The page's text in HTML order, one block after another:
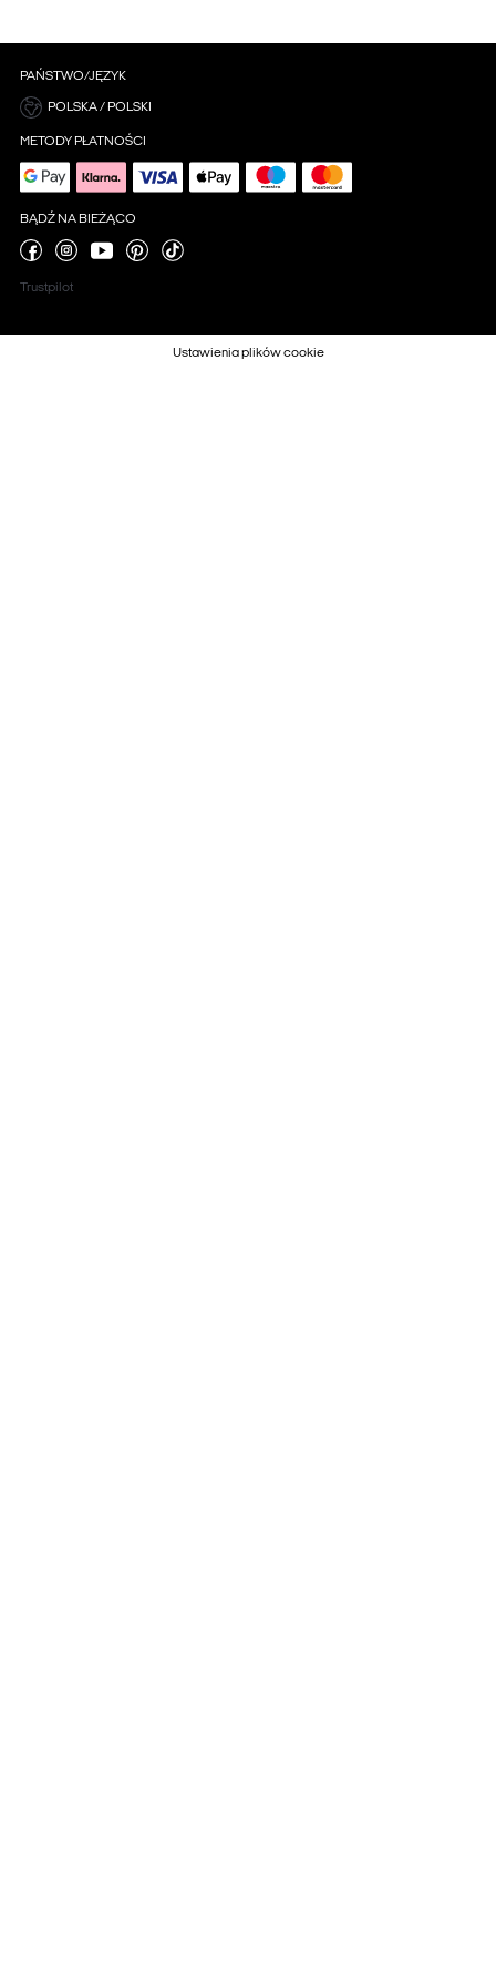
PAŃSTWO/JĘZYK
POLSKA / POLSKI
METODY PŁATNOŚCI
BĄDŹ NA BIEŻĄCO
Trustpilot
Ustawienia plików cookie